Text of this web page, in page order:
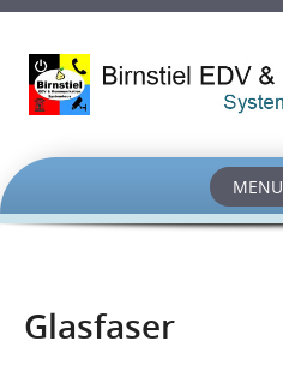
MENU
to
Glasfaser